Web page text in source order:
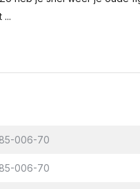
006-70
006-70